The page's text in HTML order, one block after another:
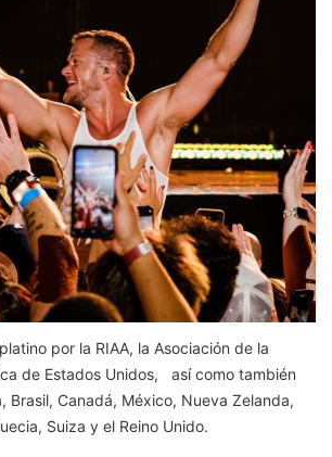
por la RIAA, la Asociación de la
de Estados Unidos, así como también
Brasil, Canadá, México, Nueva Zelanda,
Suiza y el Reino Unido.